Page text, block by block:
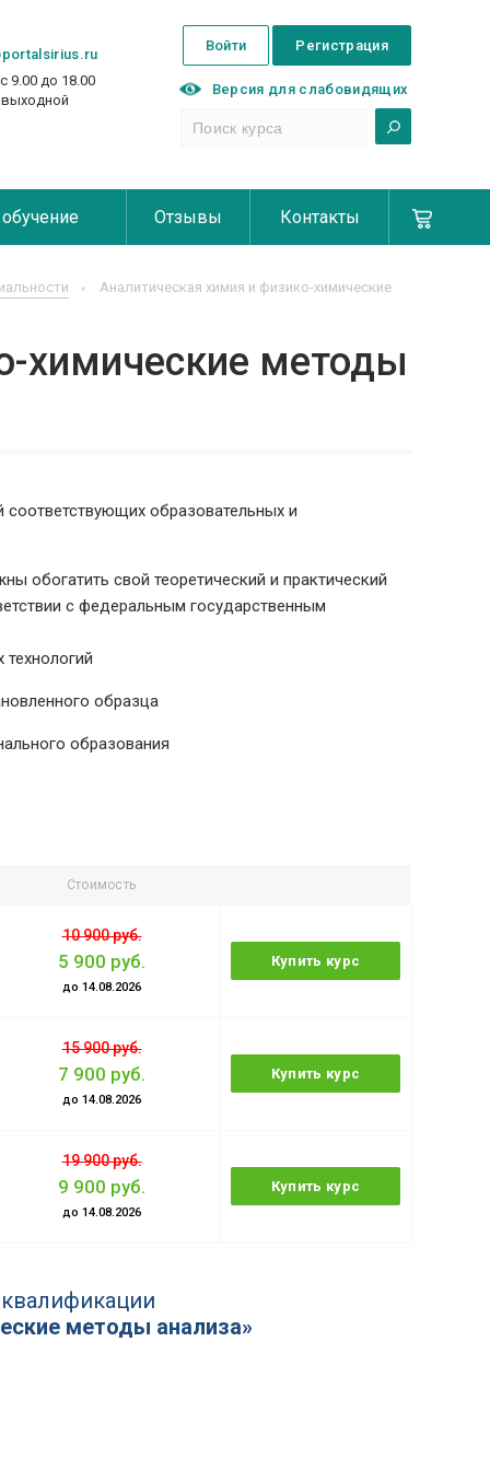
9.00 до 18.00
Регистрация
Войти
Версия для слабовидящих
Отзывы Контакты
Аналитическая химия и физико-химические
химические методы
соответствующих образовательных и
обогатить свой теоретический и практический
с федеральным государственным
образца
образования
Стоимость
10 900 руб.
5 900 руб.
до 14.08.2026
Купить курс
15 900 руб.
7 900 руб.
до 14.08.2026
Купить курс
19 900 руб.
9 900 руб.
до 14.08.2026
Купить курс
методы анализа»